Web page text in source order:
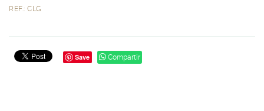
REF.: CLG
Save Compartir